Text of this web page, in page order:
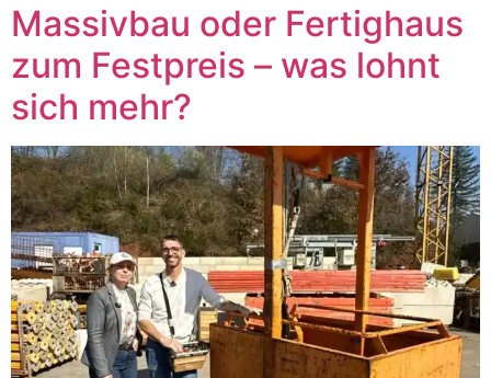
Massivbau oder Fertighaus
zum Festpreis – was lohnt
sich mehr?